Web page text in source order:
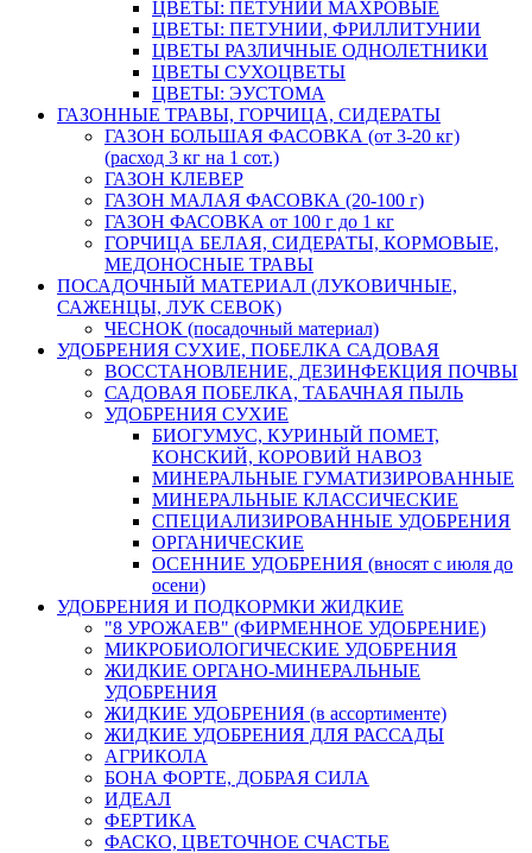
ЦВЕТЫ: ПЕТУНИИ МАХРОВЫЕ
ЦВЕТЫ: ПЕТУНИИ, ФРИЛЛИТУНИИ
ЦВЕТЫ РАЗЛИЧНЫЕ ОДНОЛЕТНИКИ
ЦВЕТЫ СУХОЦВЕТЫ
ЦВЕТЫ: ЭУСТОМА
ГАЗОННЫЕ ТРАВЫ, ГОРЧИЦА, СИДЕРАТЫ
ГАЗОН БОЛЬШАЯ ФАСОВКА (от 3-20 кг)
(расход 3 кг на 1 сот.)
ГАЗОН КЛЕВЕР
ГАЗОН МАЛАЯ ФАСОВКА (20-100 г)
ГАЗОН ФАСОВКА от 100 г до 1 кг
ГОРЧИЦА БЕЛАЯ, СИДЕРАТЫ, КОРМОВЫЕ,
МЕДОНОСНЫЕ ТРАВЫ
ПОСАДОЧНЫЙ МАТЕРИАЛ (ЛУКОВИЧНЫЕ,
САЖЕНЦЫ, ЛУК СЕВОК)
ЧЕСНОК (посадочный материал)
УДОБРЕНИЯ СУХИЕ, ПОБЕЛКА САДОВАЯ
ВОССТАНОВЛЕНИЕ, ДЕЗИНФЕКЦИЯ ПОЧВЫ
САДОВАЯ ПОБЕЛКА, ТАБАЧНАЯ ПЫЛЬ
УДОБРЕНИЯ СУХИЕ
БИОГУМУС, КУРИНЫЙ ПОМЕТ,
КОНСКИЙ, КОРОВИЙ НАВОЗ
МИНЕРАЛЬНЫЕ ГУМАТИЗИРОВАННЫЕ
МИНЕРАЛЬНЫЕ КЛАССИЧЕСКИЕ
СПЕЦИАЛИЗИРОВАННЫЕ УДОБРЕНИЯ
ОРГАНИЧЕСКИЕ
ОСЕННИЕ УДОБРЕНИЯ (вносят с июля до
осени)
УДОБРЕНИЯ И ПОДКОРМКИ ЖИДКИЕ
"8 УРОЖАЕВ" (ФИРМЕННОЕ УДОБРЕНИЕ)
МИКРОБИОЛОГИЧЕСКИЕ УДОБРЕНИЯ
ЖИДКИЕ ОРГАНО-МИНЕРАЛЬНЫЕ
УДОБРЕНИЯ
ЖИДКИЕ УДОБРЕНИЯ (в ассортименте)
ЖИДКИЕ УДОБРЕНИЯ ДЛЯ РАССАДЫ
АГРИКОЛА
БОНА ФОРТЕ, ДОБРАЯ СИЛА
ИДЕАЛ
ФЕРТИКА
ФАСКО, ЦВЕТОЧНОЕ СЧАСТЬЕ